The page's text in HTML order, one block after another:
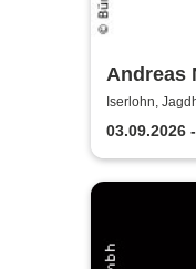
Andreas
Erhardt
Iserlohn,
03.09.2026